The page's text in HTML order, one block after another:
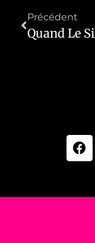
Précédent